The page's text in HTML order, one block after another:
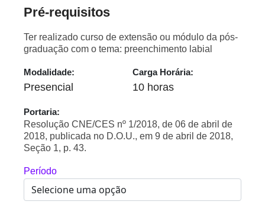
Pré-requisitos
Ter realizado curso de extensão ou módulo da pós-
graduação com o tema: preenchimento labial
Modalidade:
Presencial
Carga Horária:
10 horas
Portaria:
Resolução CNE/CES nº 1/2018, de 06 de abril de
2018, publicada no D.O.U., em 9 de abril de 2018,
Seção 1, p. 43.
Período